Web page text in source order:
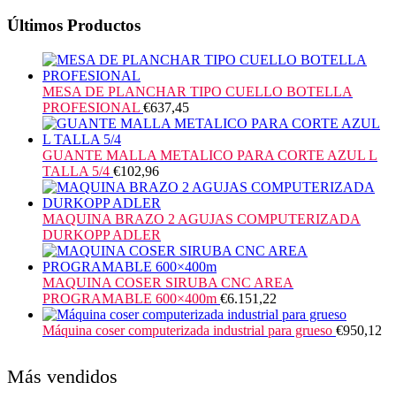
Últimos Productos
MESA DE PLANCHAR TIPO CUELLO BOTELLA
PROFESIONAL €637,45
GUANTE MALLA METALICO PARA CORTE AZUL L
TALLA 5/4 €102,96
MAQUINA BRAZO 2 AGUJAS COMPUTERIZADA
DURKOPP ADLER
MAQUINA COSER SIRUBA CNC AREA
PROGRAMABLE 600×400m €6.151,22
Máquina coser computerizada industrial para grueso €950,12
Más vendidos